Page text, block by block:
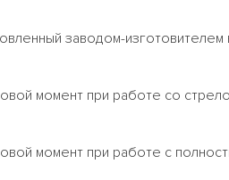
заводом-изготовителем
момент при работе со
момент при работе с